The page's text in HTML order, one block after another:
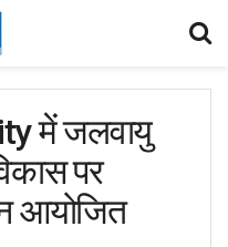
में जलवायु
पर
आयोजित